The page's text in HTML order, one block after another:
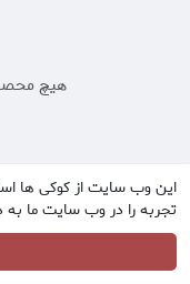
این وب سایت از کوکی ها
تجربه را در وب سایت ما
هیچ